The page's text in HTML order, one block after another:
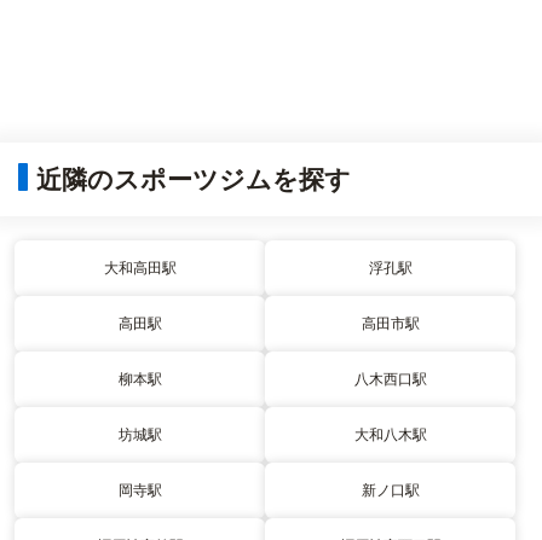
近隣のスポーツジムを探す
大和高田駅 浮孔駅
高田駅 高田市駅
柳本駅 八木西口駅
坊城駅 大和八木駅
岡寺駅 新ノ口駅